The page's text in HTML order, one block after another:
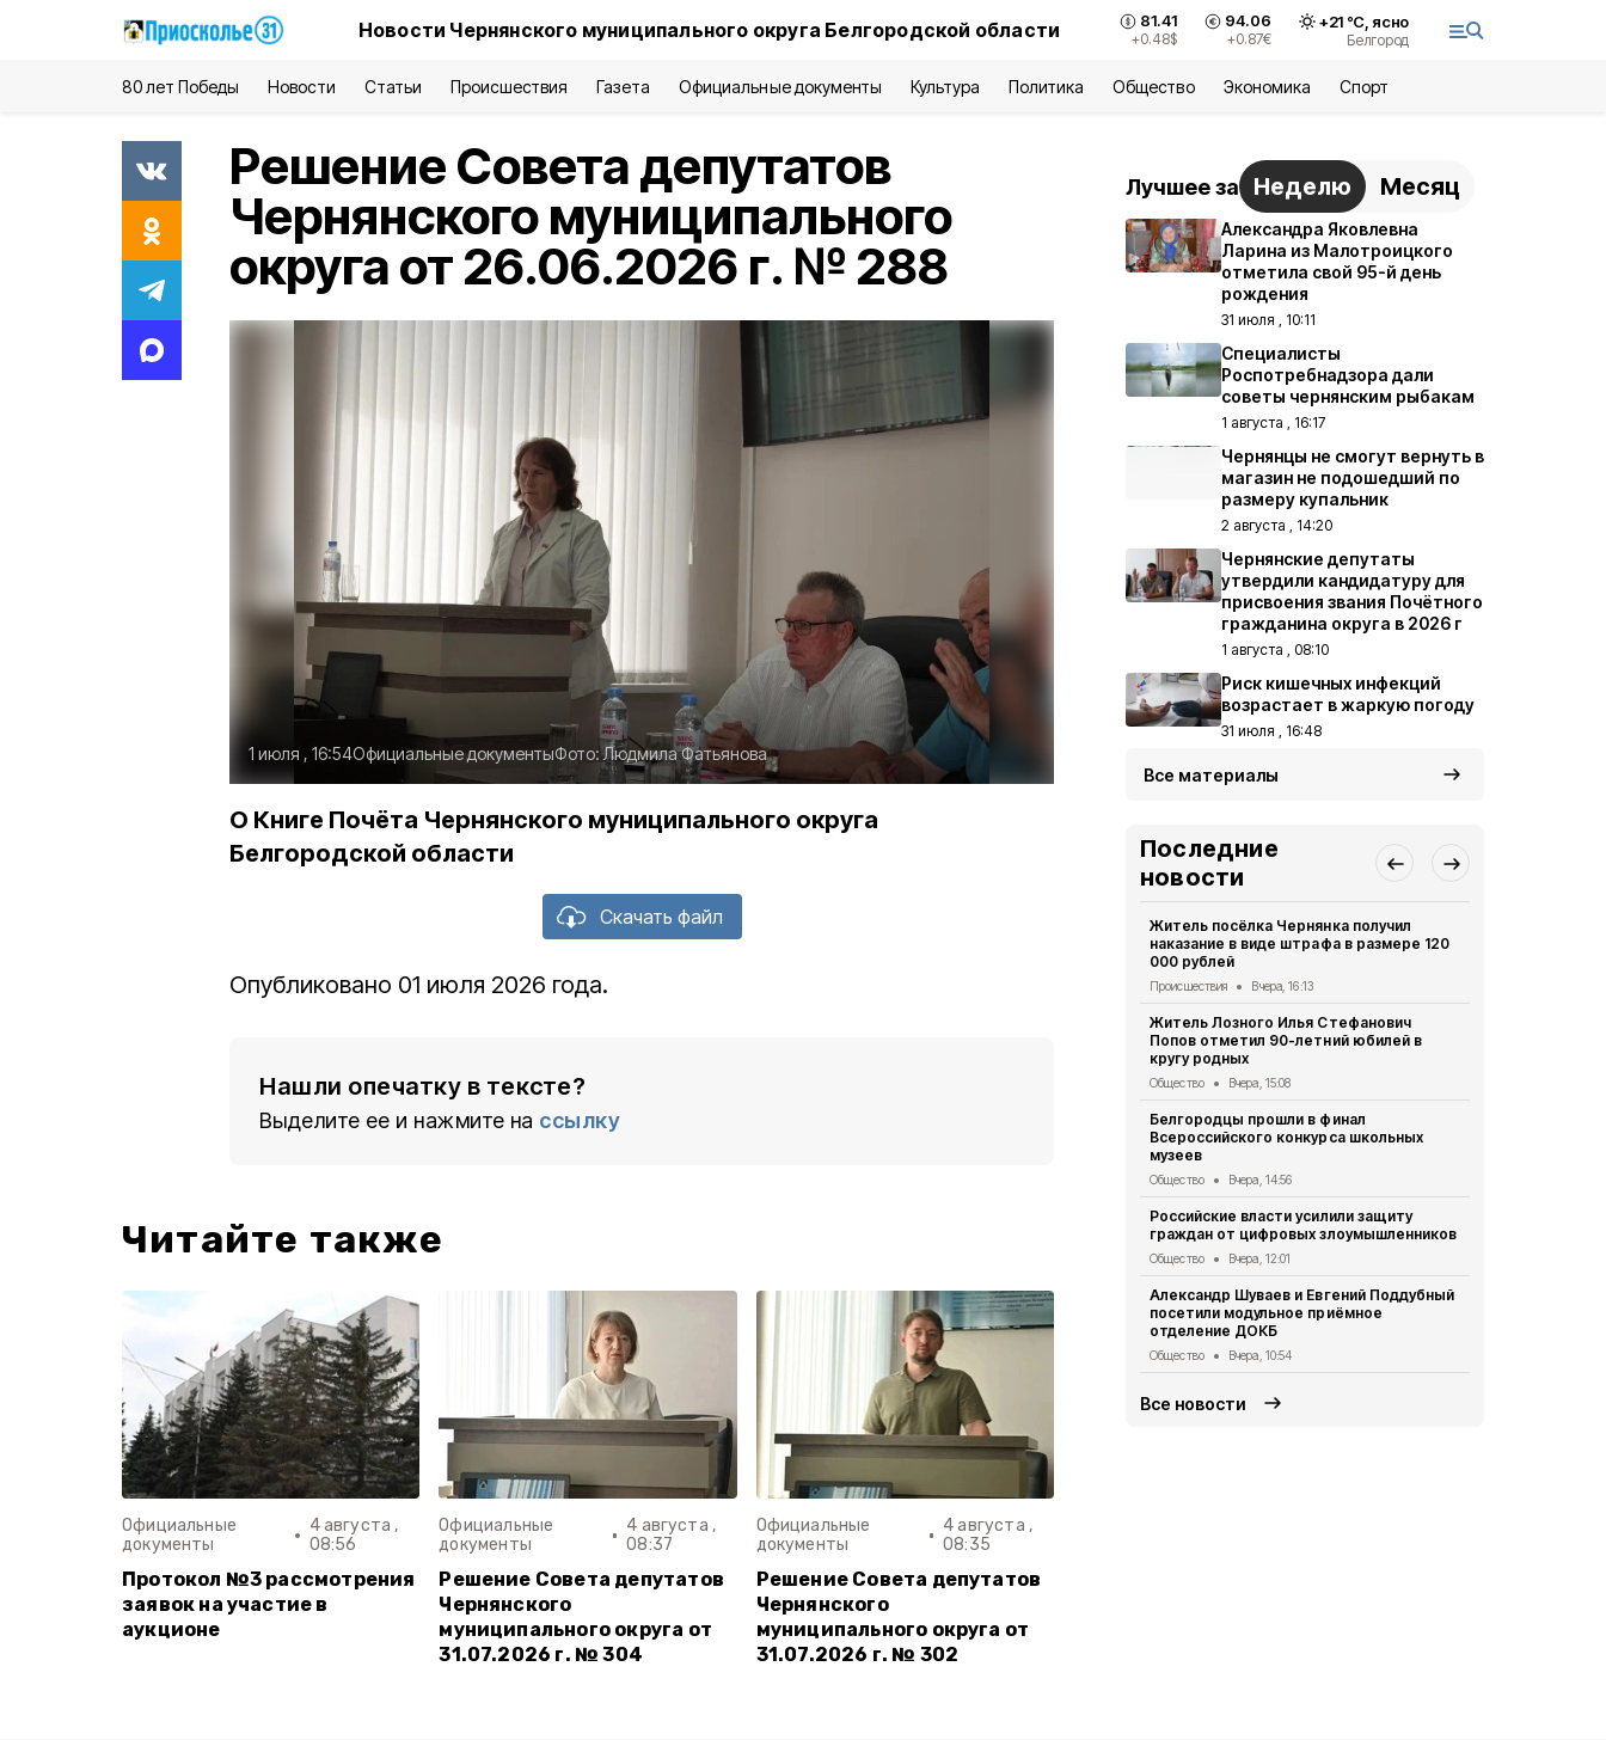
Новости Чернянского муниципального округа Белгородской области 81.41
+0.48$
94.06
+0.87€
+21°С, ясно
Белгород
80 лет Победы Новости Статьи Происшествия Газета Официальные документы Культура Политика Общество Экономика Спорт
Решение Совета депутатов
Чернянского муниципального
округа от 26.06.2026 г. № 288
1 июля , 16:54Официальные документыФото:Людмила Фатьянова
О Книге Почёта Чернянского муниципального округа
Белгородской области
Скачать файл
Опубликовано 01 июля 2026 года.
Нашли опечатку в тексте?
Выделите ее и нажмите на ссылку
Читайте также
Официальные
документы
4 августа ,
08:56
Протокол №3 рассмотрения
заявок на участие в
аукционе
Официальные
документы
4 августа ,
08:37
Решение Совета депутатов
Чернянского
муниципального округа от
31.07.2026 г. № 304
Официальные
документы
4 августа ,
08:35
Решение Совета депутатов
Чернянского
муниципального округа от
31.07.2026 г. № 302
Лучшее за Неделю Месяц
Александра Яковлевна
Ларина из Малотроицкого
отметила свой 95-й день
рождения
31 июля , 10:11
Специалисты
Роспотребнадзора дали
советы чернянским рыбакам
1 августа , 16:17
Чернянцы не смогут вернуть в
магазин не подошедший по
размеру купальник
2 августа , 14:20
Чернянские депутаты
утвердили кандидатуру для
присвоения звания Почётного
гражданина округа в 2026 г
1 августа , 08:10
Риск кишечных инфекций
возрастает в жаркую погоду
31 июля , 16:48
Все материалы
Последние
новости
Житель посёлка Чернянка получил
наказание в виде штрафа в размере 120
000 рублей
Происшествия Вчера, 16:13
Житель Лозного Илья Стефанович
Попов отметил 90-летний юбилей в
кругу родных
Общество Вчера, 15:08
Белгородцы прошли в финал
Всероссийского конкурса школьных
музеев
Общество Вчера, 14:56
Российские власти усилили защиту
граждан от цифровых злоумышленников
Общество Вчера, 12:01
Александр Шуваев и Евгений Поддубный
посетили модульное приёмное
отделение ДОКБ
Общество Вчера, 10:54
Все новости